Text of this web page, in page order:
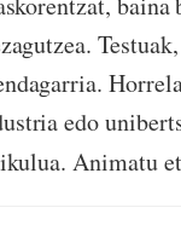
edo
Animatu